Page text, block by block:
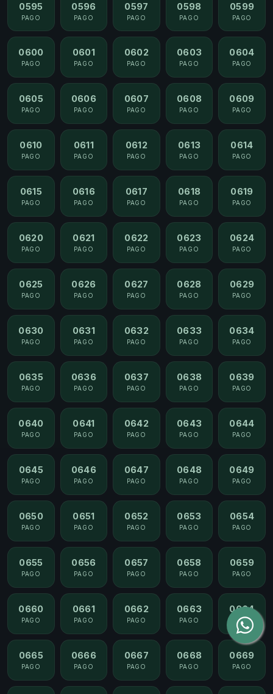
0595
PAGO
0596
PAGO
0597
PAGO
0598
PAGO
0599
PAGO
0600
PAGO
0601
PAGO
0602
PAGO
0603
PAGO
0604
PAGO
0605
PAGO
0606
PAGO
0607
PAGO
0608
PAGO
0609
PAGO
0610
PAGO
0611
PAGO
0612
PAGO
0613
PAGO
0614
PAGO
0615
PAGO
0616
PAGO
0617
PAGO
0618
PAGO
0619
PAGO
0620
PAGO
0621
PAGO
0622
PAGO
0623
PAGO
0624
PAGO
0625
PAGO
0626
PAGO
0627
PAGO
0628
PAGO
0629
PAGO
0630
PAGO
0631
PAGO
0632
PAGO
0633
PAGO
0634
PAGO
0635
PAGO
0636
PAGO
0637
PAGO
0638
PAGO
0639
PAGO
0640
PAGO
0641
PAGO
0642
PAGO
0643
PAGO
0644
PAGO
0645
PAGO
0646
PAGO
0647
PAGO
0648
PAGO
0649
PAGO
0650
PAGO
0651
PAGO
0652
PAGO
0653
PAGO
0654
PAGO
0655
PAGO
0656
PAGO
0657
PAGO
0658
PAGO
0659
PAGO
0660
PAGO
0661
PAGO
0662
PAGO
0663
PAGO
0664
PAGO
0665
PAGO
0666
PAGO
0667
PAGO
0668
PAGO
0669
PAGO